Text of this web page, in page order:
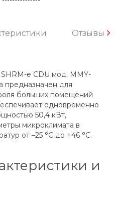
Отзывы
e CDU мод. MMY-
предназначен для
больших помещений
одновременно
50,4 кВт,
микроклимата в
от –25 °C до +46 °C.
и